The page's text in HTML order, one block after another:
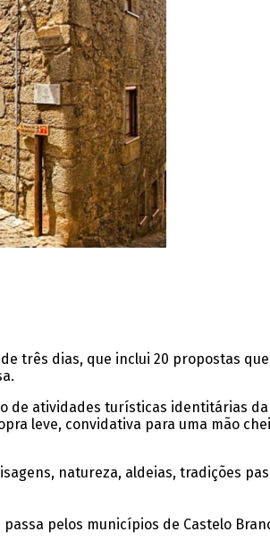
três dias, que inclui 20 propostas
de atividades turísticas identitárias
leve, convidativa para uma mão
natureza, aldeias, tradições
pelos municípios de Castelo